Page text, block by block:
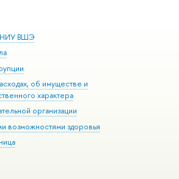
НИУ ВШЭ
об имуществе и
характера
организации
возможностями здоровья